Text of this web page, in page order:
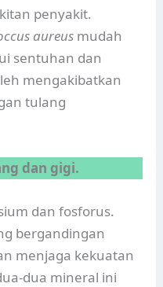
penyakit.
aureus mudah
sentuhan dan
mengakibatkan
tulang
dan gigi.
dan fosforus.
bergandingan
menjaga kekuatan
dua mineral ini